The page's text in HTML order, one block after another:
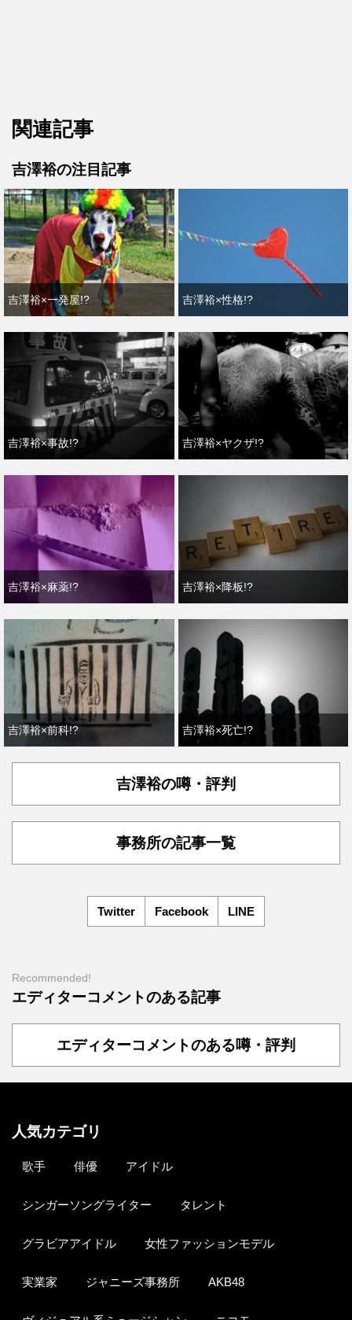
関連記事
吉澤裕の注目記事
吉澤裕×一発屋!? 吉澤裕×性格!?
吉澤裕×事故!? 吉澤裕×ヤクザ!?
吉澤裕×麻薬!? 吉澤裕×降板!?
吉澤裕×前科!? 吉澤裕×死亡!?
吉澤裕の噂・評判
事務所の記事一覧
Twitter Facebook LINE
Recommended!
エディターコメントのある記事
エディターコメントのある噂・評判
人気カテゴリ
歌手 俳優 アイドル
シンガーソングライター タレント
グラビアアイドル 女性ファッションモデル
実業家 ジャニーズ事務所 AKB48